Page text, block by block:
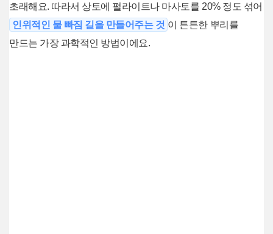
초래해요. 따라서 상토에 펄라이트나 마사토를 20% 정도 섞어
인위적인 물 빠짐 길을 만들어주는 것 이 튼튼한 뿌리를
만드는 가장 과학적인 방법이에요.